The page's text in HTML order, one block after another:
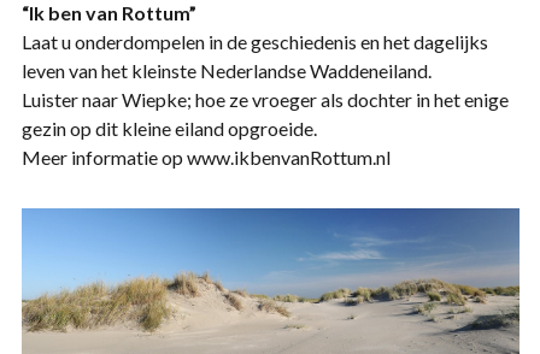
“Ik ben van Rottum”
Laat u onderdompelen in de geschiedenis en het dagelijks
leven van het kleinste Nederlandse Waddeneiland.
Luister naar Wiepke; hoe ze vroeger als dochter in het enige
gezin op dit kleine eiland opgroeide.
Meer informatie op www.ikbenvanRottum.nl